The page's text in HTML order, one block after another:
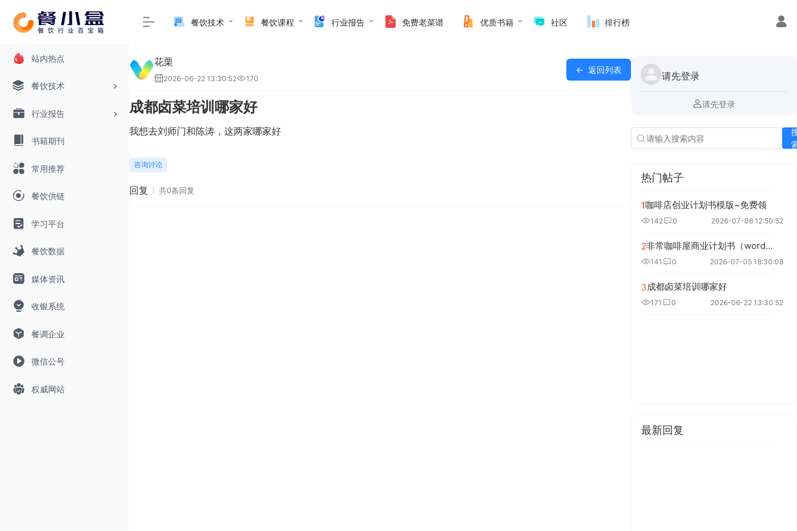
站内热点
餐饮技术
行业报告
书籍期刊
常用推荐
餐饮供链
学习平台
餐饮数据
媒体资讯
收银系统
餐调企业
微信公号
权威网站
餐饮技术 餐饮课程 行业报告 免费老菜谱 优质书籍 社区 排行榜
花栗
2026-06-22 13:30:52 170
返回列表
成都卤菜培训哪家好
我想去刘师门和陈涛，这两家哪家好
咨询讨论
回复 共0条回复
请先登录
请先登录
热门帖子
1咖啡店创业计划书模版~免费领
142 0 2026-07-06 12:50:52
2 非常咖啡屋商业计划书（word＋ppt配套）
141 0 2026-07-05 18:30:08
3成都卤菜培训哪家好
171 0 2026-06-22 13:30:52
最新回复